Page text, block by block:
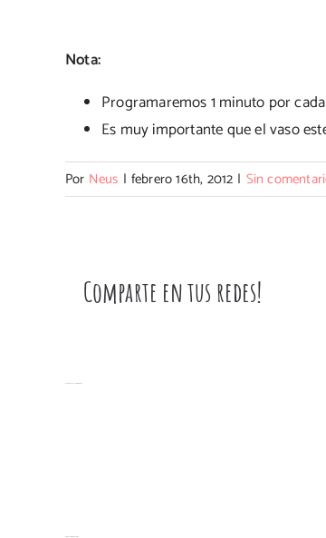
Nota:
Programaremos 1 minuto por
Es muy importante que el vaso
Por Neus | febrero 16th, 2012 | Sin
Comparte en tus redes!